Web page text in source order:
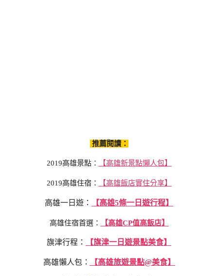
推薦閱讀：
2019高雄景點： 【高雄新景點懶人包】
2019高雄住宿： 【高雄飯店實住分享】
高雄一日遊： 【高雄5條一日遊行程】
高雄住宿首選： 【高雄CP值高飯店】
旗津行程： 【旗津一日遊景點美食】
高雄懶人包： 【高雄旅遊景點@美食】